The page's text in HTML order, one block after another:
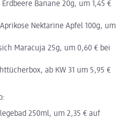
Banane 20g, um 1,45 €
Nektarine Apfel 100g, um
Maracuja 25g, um 0,60 € bei
ab KW 31 um 5,95 €
250ml, um 2,35 € auf